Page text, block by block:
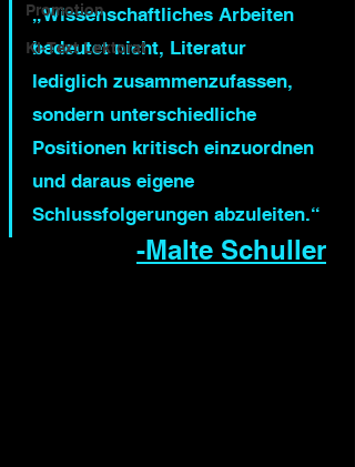
Promotion
KI-Text Lektorat
„Wissenschaftliches Arbeiten
bedeutet nicht, Literatur
lediglich zusammenzufassen,
sondern unterschiedliche
Positionen kritisch einzuordnen
und daraus eigene
Schlussfolgerungen abzuleiten.“
-Malte Schuller